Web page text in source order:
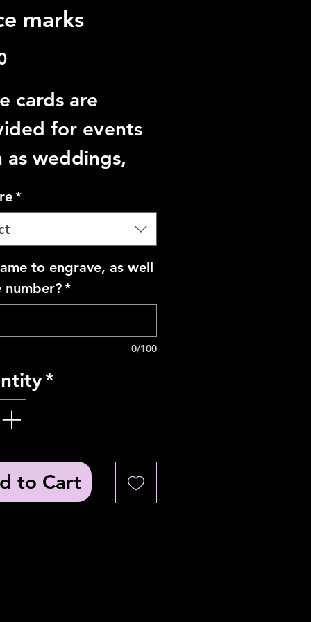
marks
Price
cards are
for events
as weddings,
and
is
according
number.
*
to engrave, as well
number?*
0/100
*
to Cart